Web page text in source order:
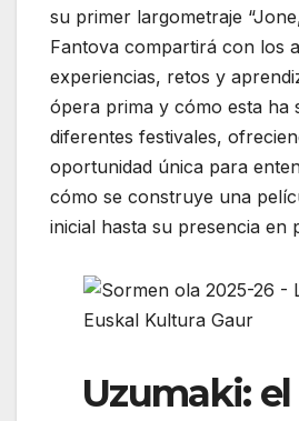
su primer largometraje
Fantova compartirá con los
experiencias, retos y
ópera prima y cómo esta ha
diferentes festivales,
oportunidad única para
cómo se construye una
inicial hasta su presencia en
Uzumaki: